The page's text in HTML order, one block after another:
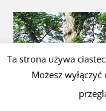
Ta strona używa
Możesz